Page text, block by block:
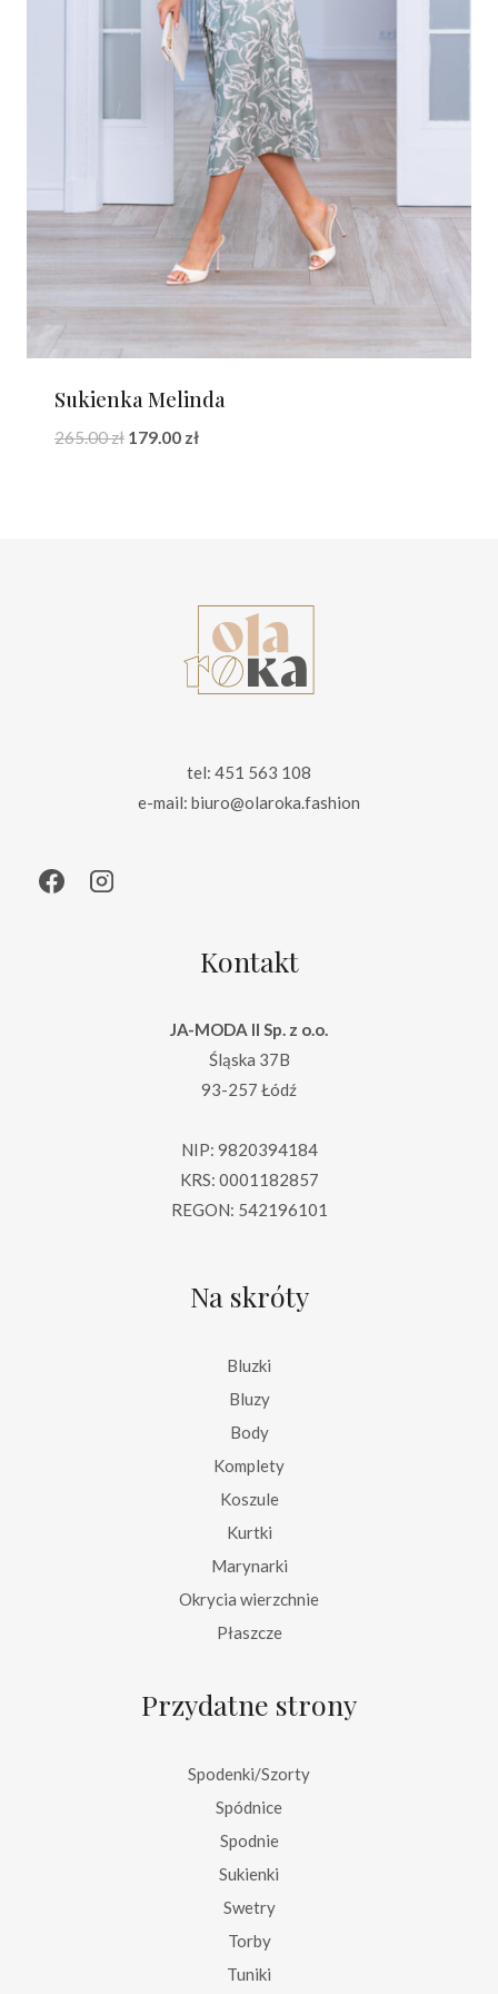
Sukienka Melinda
265.00zł Pierwotna
179.00 złAktualna
tel: 451 563 108
e-mail: biuro@olaroka.fashion
Kontakt
JA-MODA II Sp. z o.o.
Śląska 37B
93-257 Łódź
NIP: 9820394184
KRS: 0001182857
REGON: 542196101
Na skróty
Bluzki
Bluzy
Body
Komplety
Koszule
Kurtki
Marynarki
Okrycia wierzchnie
Płaszcze
Przydatne strony
Spodenki/Szorty
Spódnice
Spodnie
Sukienki
Swetry
Torby
Tuniki